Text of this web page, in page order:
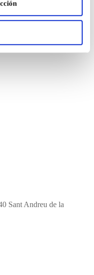
nos mesmos. Em
cedidos a terceiros.
Sant Andreu de la